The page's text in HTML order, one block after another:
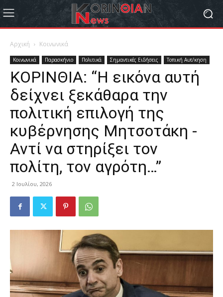
Αρχική Κοινωνικά
Κοινωνικά Παρασκήνιο Πολιτικά Σημαντικές Ειδήσεις Τοπική Αυτ/κηση
ΚΟΡΙΝΘΙΑ: “Η εικόνα αυτή
δείχνει ξεκάθαρα την
πολιτική επιλογή της
κυβέρνησης Μητσοτάκη -
Αντί να στηρίξει τον
πολίτη, τον αγρότη…”
2 Ιουλίου, 2026